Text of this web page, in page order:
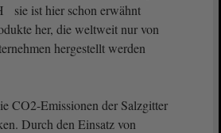
sie ist hier schon erwähnt
her, die weltweit nur von
hergestellt werden
CO2-Emissionen der Salzgitter
Durch den Einsatz von